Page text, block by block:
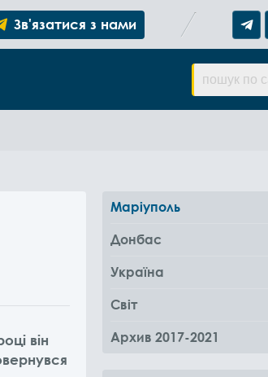
Зв'язатися з нами
він
Маріуполь
Донбас
Україна
Світ
Архив 2017-2021